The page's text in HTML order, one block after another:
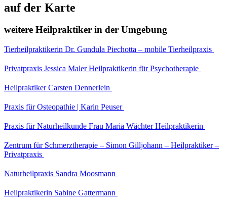
auf der Karte
weitere Heilpraktiker in der Umgebung
Tierheilpraktikerin Dr. Gundula Piechotta – mobile Tierheilpraxis
Privatpraxis Jessica Maler Heilpraktikerin für Psychotherapie
Heilpraktiker Carsten Dennerlein
Praxis für Osteopathie | Karin Peuser
Praxis für Naturheilkunde Frau Maria Wächter Heilpraktikerin
Zentrum für Schmerztherapie – Simon Gilljohann – Heilpraktiker –
Privatpraxis
Naturheilpraxis Sandra Moosmann
Heilpraktikerin Sabine Gattermann